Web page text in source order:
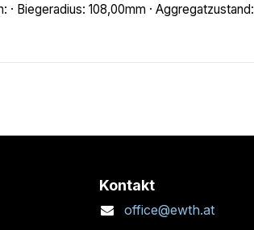
Biegeradius: 108,00mm · Aggregatzustand:
Kontakt
office@ewth.at